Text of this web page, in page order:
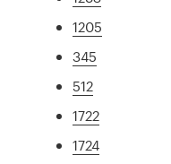
1205
345
512
1722
1724